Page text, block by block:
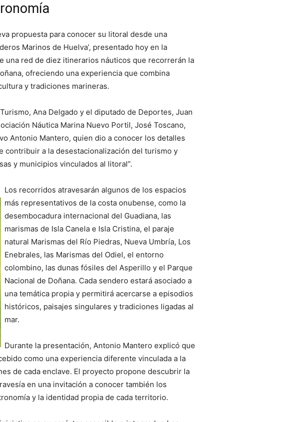
propuesta para conocer su litoral desde una
Marinos de Huelva’, presentado hoy en la
una red de diez itinerarios náuticos que recorrerán la
ofreciendo una experiencia que combina
y tradiciones marineras.
Ana Delgado y el diputado de Deportes, Juan
Náutica Marina Nuevo Portil, José Toscano,
Antonio Mantero, quien dio a conocer los detalles
contribuir a la desestacionalización del turismo y
y municipios vinculados al litoral”.
Los recorridos atravesarán algunos de los espacios
más representativos de la costa onubense, como la
desembocadura internacional del Guadiana, las
marismas de Isla Canela e Isla Cristina, el paraje
natural Marismas del Río Piedras, Nueva Umbría, Los
Enebrales, las Marismas del Odiel, el entorno
colombino, las dunas fósiles del Asperillo y el Parque
Nacional de Doñana. Cada sendero estará asociado a
una temática propia y permitirá acercarse a episodios
históricos, paisajes singulares y tradiciones ligadas al
mar.
Durante la presentación, Antonio Mantero explicó que
como una experiencia diferente vinculada a la
de cada enclave. El proyecto propone descubrir la
en una invitación a conocer también los
y la identidad propia de cada territorio.